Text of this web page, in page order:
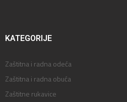
KATEGORIJE
Zaštitna i radna odeća
Zaštitna i radna obuća
Zaštitne rukavice